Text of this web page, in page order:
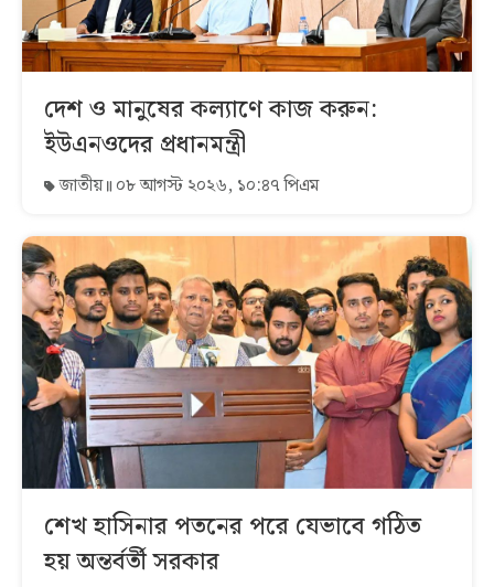
দেশ ও মানুষের কল্যাণে কাজ করুন:
ইউএনওদের প্রধানমন্ত্রী
জাতীয় ০৮ আগস্ট ২০২৬, ১০:৪৭ পিএম
শেখ হাসিনার পতনের পরে যেভাবে গঠিত
হয় অন্তর্বর্তী সরকার